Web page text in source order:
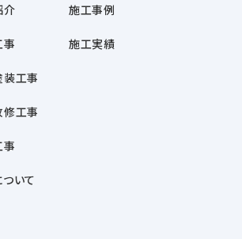
介
事
工事
工事
事
いて
施工事例
施工実績